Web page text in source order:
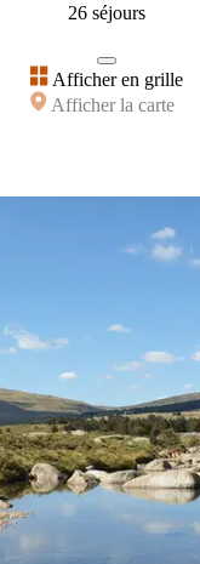
26 séjours
Afficher en grille
Afficher la carte